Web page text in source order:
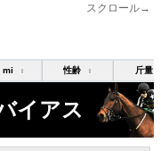
スクロール→
mi ↕ 性齢 ↕ 斤量
イアス